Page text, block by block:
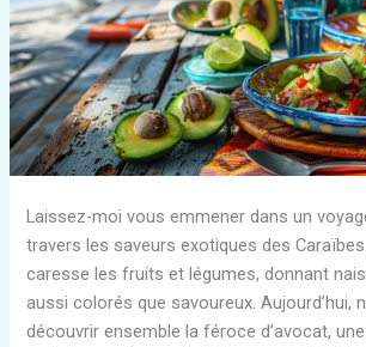
Laissez-moi vous emmener dans un
travers les saveurs exotiques des
caresse les fruits et légumes, donnant
aussi colorés que savoureux. Aujourd’hui,
découvrir ensemble la féroce d’avocat,